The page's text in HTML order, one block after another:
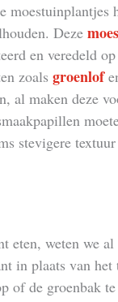
moestuinplantjes
Deze
en veredeld
zoals groenlof
al maken deze
stevigere
eten, weten we
in plaats van het
of de groenbak